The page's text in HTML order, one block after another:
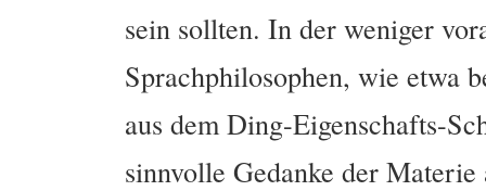
sein sollten. In der weniger
Sprachphilosophen, wie etwa
aus dem Ding-Eigenschafts-
sinnvolle Gedanke der